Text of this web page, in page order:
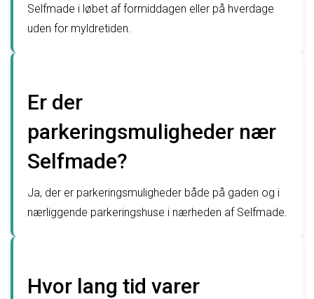
Selfmade i løbet af formiddagen eller på hverdage
uden for myldretiden.
Er der
parkeringsmuligheder nær
Selfmade?
Ja, der er parkeringsmuligheder både på gaden og i
nærliggende parkeringshuse i nærheden af Selfmade.
Hvor lang tid varer